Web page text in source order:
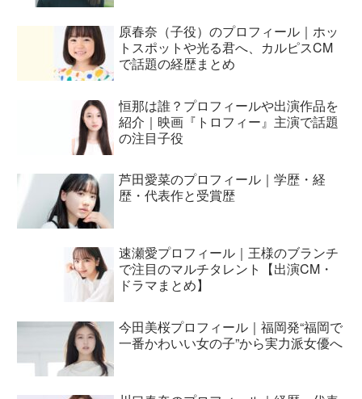
原春奈（子役）のプロフィール｜ホッ
トスポットや光る君へ、カルピスCM
で話題の経歴まとめ
恒那は誰？プロフィールや出演作品を
紹介｜映画『トロフィー』主演で話題
の注目子役
芦田愛菜のプロフィール｜学歴・経
歴・代表作と受賞歴
速瀬愛プロフィール｜王様のブランチ
で注目のマルチタレント【出演CM・
ドラマまとめ】
今田美桜プロフィール｜福岡発“福岡で
一番かわいい女の子”から実力派女優へ